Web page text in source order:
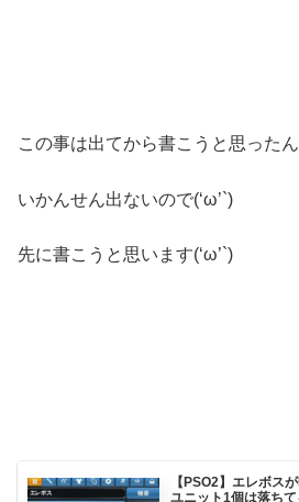
この事は出てから書こうと思ったん
いかんせん出ないので(‘ω’`)
先に書こうと思います(‘ω’`)
【PSO2】エレボス
ユニット1個は落ち